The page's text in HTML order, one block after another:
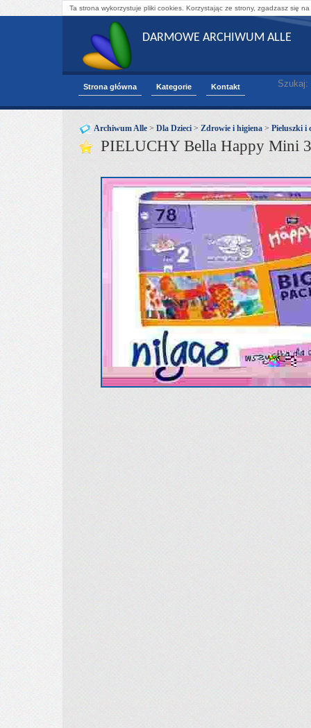
Ta strona wykorzystuje pliki cookies. Korzystając ze strony, zgadzasz się
DARMOWE ARCHIWUM ALLE
Strona główna Kategorie Kontakt Szukaj:
Archiwum Alle > Dla Dzieci > Zdrowie i higiena > Pieluszki i
PIELUCHY Bella Happy Mini